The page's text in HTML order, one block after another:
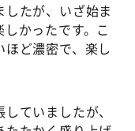
たが、いざ始ま
かったです。こ
ど濃密で、楽し
ていましたが、